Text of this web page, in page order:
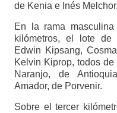
de Kenia e Inés
En la rama
kilómetros, el lote de
Edwin Kipsang,
Kelvin Kiprop, todos
Naranjo, de
Amador, de Porvenir.
Sobre el tercer